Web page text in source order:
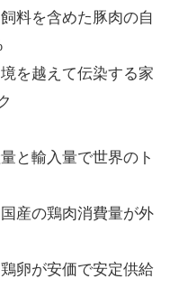
料を含めた豚肉の自
を越えて伝染する家
と輸入量で世界のト
産の鶏肉消費量が外
卵が安価で安定供給